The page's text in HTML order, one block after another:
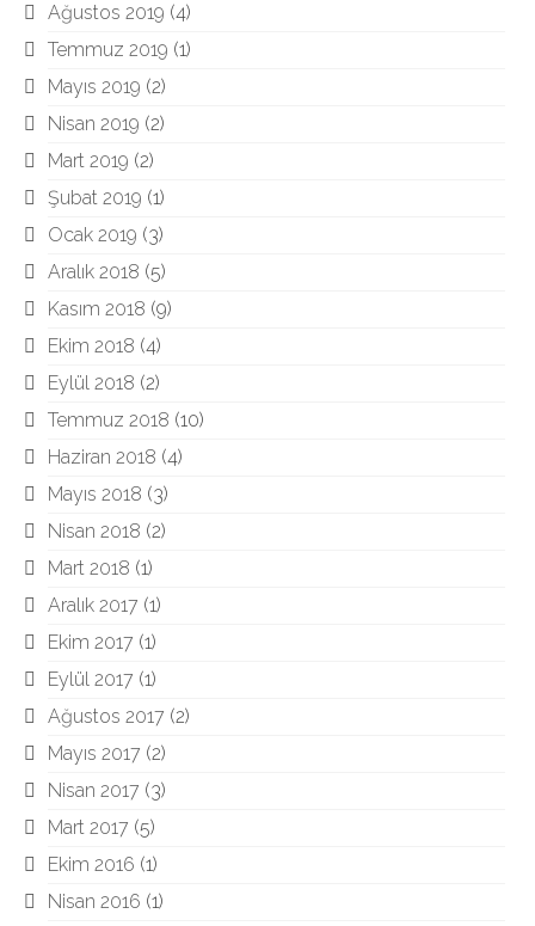
Ağustos 2019 (4)
Temmuz 2019 (1)
Mayıs 2019 (2)
Nisan 2019 (2)
Mart 2019 (2)
Şubat 2019 (1)
Ocak 2019 (3)
Aralık 2018 (5)
Kasım 2018 (9)
Ekim 2018 (4)
Eylül 2018 (2)
Temmuz 2018 (10)
Haziran 2018 (4)
Mayıs 2018 (3)
Nisan 2018 (2)
Mart 2018 (1)
Aralık 2017 (1)
Ekim 2017 (1)
Eylül 2017 (1)
Ağustos 2017 (2)
Mayıs 2017 (2)
Nisan 2017 (3)
Mart 2017 (5)
Ekim 2016 (1)
Nisan 2016 (1)